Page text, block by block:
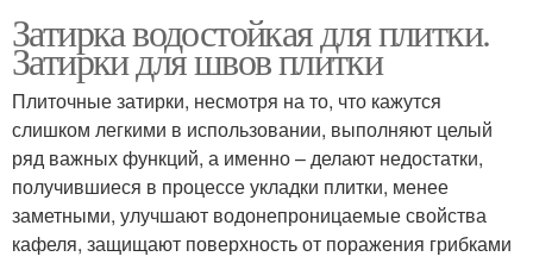
Эпоксидные затирки
Затирка водостойкая для плитки.
Затирки для швов плитки
Плиточные затирки, несмотря на то, что кажутся
слишком легкими в использовании, выполняют целый
ряд важных функций, а именно – делают недостатки,
получившиеся в процессе укладки плитки, менее
заметными, улучшают водонепроницаемые свойства
кафеля, защищают поверхность от поражения грибками